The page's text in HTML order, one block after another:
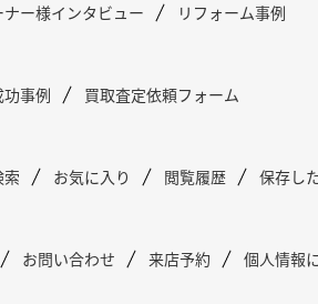
ナー様インタビュー リフォーム事例
事例 買取査定依頼フォーム
お気に入り 閲覧履歴 保存し
お問い合わせ 来店予約 個人情報